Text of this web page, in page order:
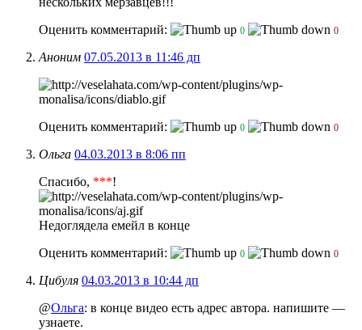
Оценить комментарий:
0 0
Аноним 07.05.2013 в 11:46 дп
Оценить комментарий: 0 0
Ольга 04.03.2013 в 8:06 пп
Спасибо, ***!
Недоглядела емейл в конце
Оценить комментарий:
0 0
Цибуля 04.03.2013 в 10:44 дп
@Ольга: в конце видео есть адрес автора. напишите —
узнаете.